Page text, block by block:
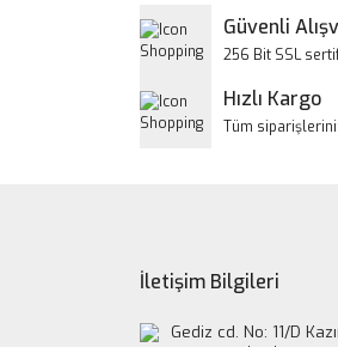
Ürün fiyatı diğer
Güvenli
256 Bit SSL
Hızlı Kargo
Tüm
İletişim Bilgileri
Gediz cd. No: 11/D